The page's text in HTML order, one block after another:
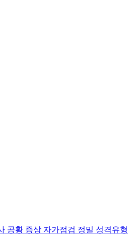
공황 증상 자가점검 정밀 성격유형